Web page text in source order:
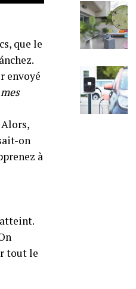
que le
envoyé
on
à
tout le